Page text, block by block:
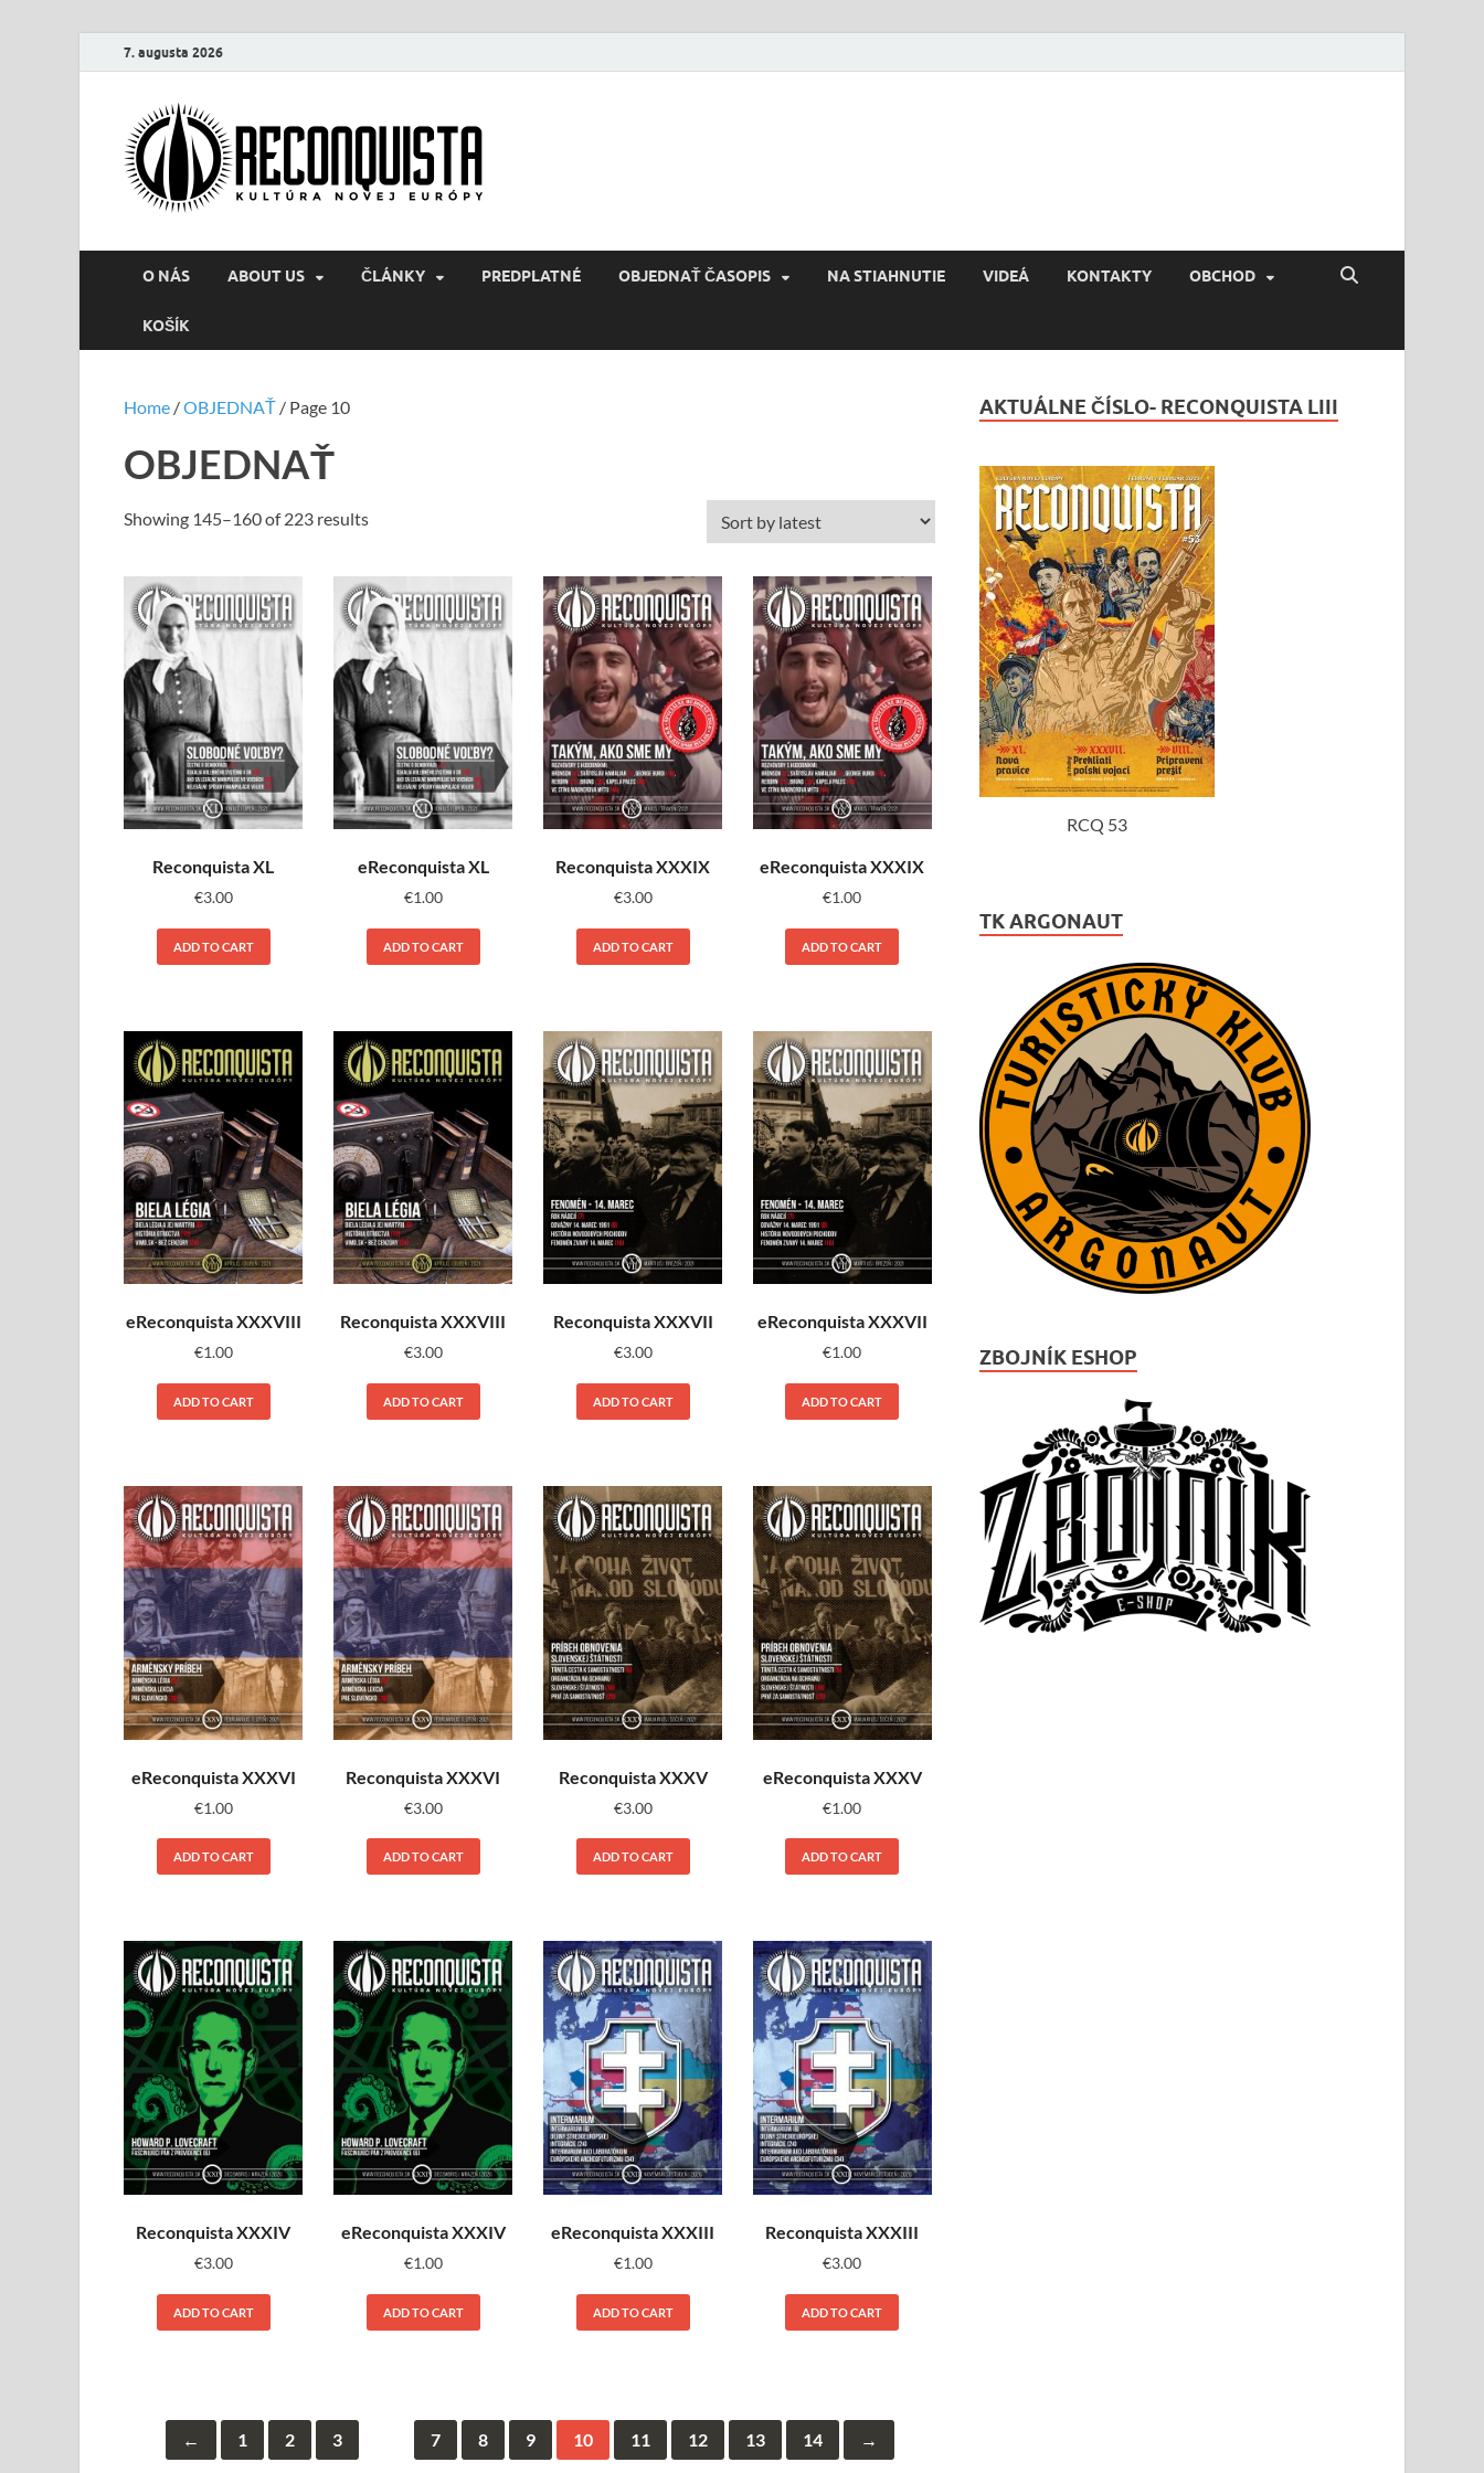
7. augusta 2026
O NÁS ABOUT US ČLÁNKY PREDPLATNÉ OBJEDNAŤ ČASOPIS NA STIAHNUTIE VIDEÁ KONTAKTY OBCHOD
KOŠÍK
Home /OBJEDNAŤ / Page 10
OBJEDNAŤ
Showing 145–160 of 223 results
Reconquista XL
€3.00
ADD TO CART
eReconquista XL
€1.00
ADD TO CART
Reconquista XXXIX
€3.00
ADD TO CART
eReconquista XXXIX
€1.00
ADD TO CART
eReconquista XXXVIII
€1.00
ADD TO CART
Reconquista XXXVIII
€3.00
ADD TO CART
Reconquista XXXVII
€3.00
ADD TO CART
eReconquista XXXVII
€1.00
ADD TO CART
eReconquista XXXVI
€1.00
ADD TO CART
Reconquista XXXVI
€3.00
ADD TO CART
Reconquista XXXV
€3.00
ADD TO CART
eReconquista XXXV
€1.00
ADD TO CART
Reconquista XXXIV
€3.00
ADD TO CART
eReconquista XXXIV
€1.00
ADD TO CART
eReconquista XXXIII
€1.00
ADD TO CART
Reconquista XXXIII
€3.00
ADD TO CART
← 1 2 3 7 8 9 10 11 12 13 14 →
AKTUÁLNE ČÍSLO- RECONQUISTA LIII
RCQ 53
TK ARGONAUT
ZBOJNÍK ESHOP